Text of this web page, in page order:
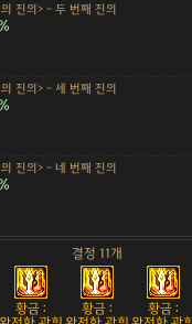
진의> - 두 번째 진의
진의> - 세 번째 진의
진의> - 네 번째 진의
결정 11개
황금 :
황금 :
황금 :